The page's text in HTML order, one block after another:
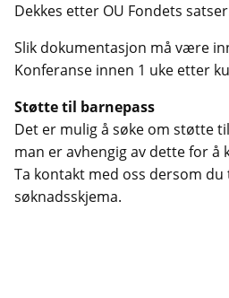
Dekkes etter OU Fondets
Slik dokumentasjon må være
Konferanse innen 1 uke etter
Støtte til barnepass
Det er mulig å søke om støtte
man er avhengig av dette for å
Ta kontakt med oss dersom
søknadsskjema.